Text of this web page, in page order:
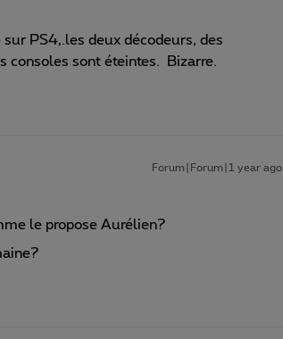
PS4,.les deux décodeurs, des
consoles sont éteintes. Bizarre.
Forum|Forum|1 year ago
le propose Aurélien?